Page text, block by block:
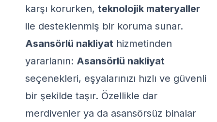
karşı korurken, teknolojik materyaller
ile desteklenmiş bir koruma sunar.
Asansörlü nakliyat hizmetinden
yararlanın: Asansörlü nakliyat
seçenekleri, eşyalarınızı hızlı ve güvenli
bir şekilde taşır. Özellikle dar
merdivenler ya da asansörsüz binalar